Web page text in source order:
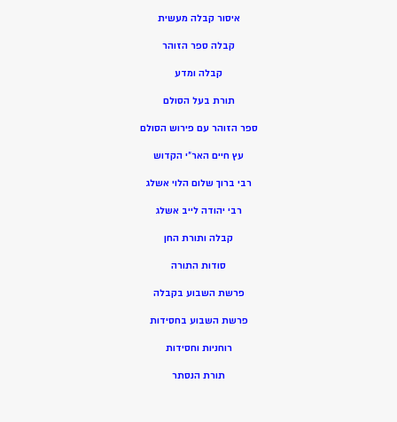
איסור קבלה מעשית
קבלה ספר הזוהר
קבלה ומדע
תורת בעל הסולם
ספר הזוהר עם פירוש הסולם
עץ חיים האר”י הקדוש
רבי ברוך שלום הלוי אשלג
רבי יהודה לייב אשלג
קבלה ותורת החן
סודות התורה
פרשת השבוע בקבלה
פרשת השבוע בחסידות
רוחניות וחסידות
תורת הנסתר